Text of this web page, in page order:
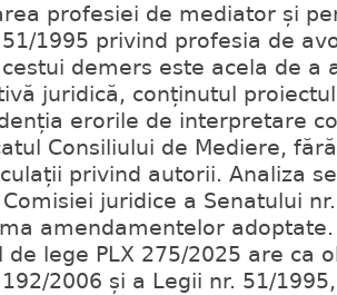
profesiei de mediator și
51/1995 privind profesia de
demers este acela de a
juridică, conținutul
erorile de interpretare
Consiliului de Mediere,
privind autorii. Analiza
juridice a Senatului
amendamentelor adoptate.
de lege PLX 275/2025 are ca
192/2006 și a Legii nr. 51/